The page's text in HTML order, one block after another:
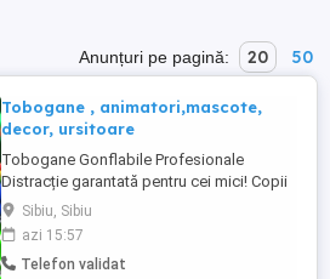
Anunțuri pe pagină: 20 50
Tobogane , animatori,mascote,
decor, ursitoare
Tobogane Gonflabile Profesionale
Distracție garantată pentru cei mici! Copii
veseli, părinți liniștiți! Vara asta te bucuri
de 10% REDUCERE -în lunile iulie și august
la orice tobogan! Montaj, demontaj,
igienizare sunt incluse in pret Vrei mai
Sibiu, Sibiu
azi 15:57
Telefon validat